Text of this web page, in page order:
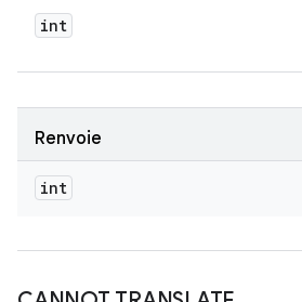
int
Renvoie
int